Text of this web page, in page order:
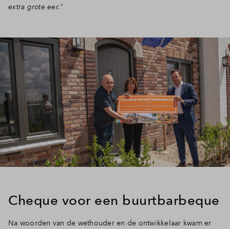
extra grote eer."
Cheque voor een buurtbarbeque
Na woorden van de wethouder en de ontwikkelaar kwam er